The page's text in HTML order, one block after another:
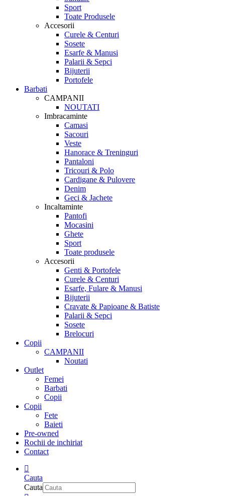
Sport
Toate Produsele
Accesorii
Curele & Centuri
Sosete
Esarfe & Manusi
Palarii & Sepci
Bijuterii
Portofele
Barbati
CAMPANII
NOUTATI
Imbracaminte
Camasi
Sacouri
Veste
Hanorace & Treninguri
Pantaloni
Tricouri & Polo
Cardigane & Pulovere
Denim
Geci & Jachete
Incaltaminte
Pantofi
Mocasini
Ghete
Sport
Toate produsele
Accesorii
Genti & Portofele
Curele & Centuri
Esarfe, Fulare & Manusi
Bijuterii
Cravate & Papioane & Batiste
Palarii & Sepci
Sosete
Brelocuri
Copii
CAMPANII
Noutati
Outlet
Femei
Barbati
Copii
Copii
Fete
Baieti
Pre-owned
Rochii de inchiriat
Contact
Cauta
Cauta